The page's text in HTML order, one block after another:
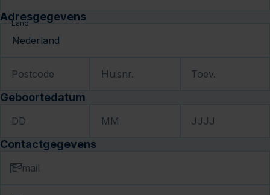
Adresgegevens
Land
Postcode Huisnr. Toev.
Geboortedatum
DD MM JJJJ
Contactgegevens
E-mail